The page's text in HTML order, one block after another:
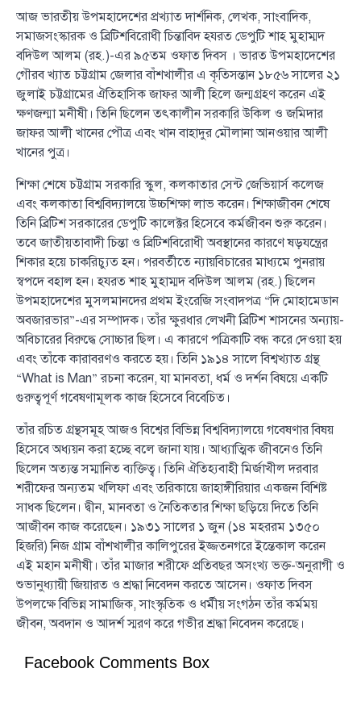
আজ ভারতীয় উপমহাদেশের প্রখ্যাত দার্শনিক, লেখক, সাংবাদিক,
সমাজসংস্কারক ও ব্রিটিশবিরোধী চিন্তাবিদ হযরত ডেপুটি শাহ মুহাম্মদ
বদিউল আলম (রহ.)-এর ৯৫তম ওফাত দিবস । ভারত উপমহাদেশের
গৌরব খ্যাত চট্টগ্রাম জেলার বাঁশখালীর এ কৃতিসন্তান ১৮৫৬ সালের ২১
জুলাই চট্টগ্রামের ঐতিহাসিক জাফর আলী হিলে জন্মগ্রহণ করেন এই
ক্ষণজন্মা মনীষী। তিনি ছিলেন তৎকালীন সরকারি উকিল ও জমিদার
জাফর আলী খানের পৌত্র এবং খান বাহাদুর মৌলানা আনওয়ার আলী
খানের পুত্র।
শিক্ষা শেষে চট্টগ্রাম সরকারি স্কুল, কলকাতার সেন্ট জেভিয়ার্স কলেজ
এবং কলকাতা বিশ্ববিদ্যালয়ে উচ্চশিক্ষা লাভ করেন। শিক্ষাজীবন শেষে
তিনি ব্রিটিশ সরকারের ডেপুটি কালেক্টর হিসেবে কর্মজীবন শুরু করেন।
তবে জাতীয়তাবাদী চিন্তা ও ব্রিটিশবিরোধী অবস্থানের কারণে ষড়যন্ত্রের
শিকার হয়ে চাকরিচ্যুত হন। পরবর্তীতে ন্যায়বিচারের মাধ্যমে পুনরায়
স্বপদে বহাল হন। হযরত শাহ মুহাম্মদ বদিউল আলম (রহ.) ছিলেন
উপমহাদেশের মুসলমানদের প্রথম ইংরেজি সংবাদপত্র “দি মোহামেডান
অবজারভার”-এর সম্পাদক। তাঁর ক্ষুরধার লেখনী ব্রিটিশ শাসনের অন্যায়-
অবিচারের বিরুদ্ধে সোচ্চার ছিল। এ কারণে পত্রিকাটি বন্ধ করে দেওয়া হয়
এবং তাঁকে কারাবরণও করতে হয়। তিনি ১৯১৪ সালে বিশ্বখ্যাত গ্রন্থ
“What is Man” রচনা করেন, যা মানবতা, ধর্ম ও দর্শন বিষয়ে একটি
গুরুত্বপূর্ণ গবেষণামূলক কাজ হিসেবে বিবেচিত।
তাঁর রচিত গ্রন্থসমূহ আজও বিশ্বের বিভিন্ন বিশ্ববিদ্যালয়ে গবেষণার বিষয়
হিসেবে অধ্যয়ন করা হচ্ছে বলে জানা যায়। আধ্যাত্মিক জীবনেও তিনি
ছিলেন অত্যন্ত সম্মানিত ব্যক্তিত্ব। তিনি ঐতিহ্যবাহী মির্জাখীল দরবার
শরীফের অন্যতম খলিফা এবং তরিকায়ে জাহাঙ্গীরিয়ার একজন বিশিষ্ট
সাধক ছিলেন। দ্বীন, মানবতা ও নৈতিকতার শিক্ষা ছড়িয়ে দিতে তিনি
আজীবন কাজ করেছেন। ১৯৩১ সালের ১ জুন (১৪ মহররম ১৩৫০
হিজরি) নিজ গ্রাম বাঁশখালীর কালিপুরের ইজ্জতনগরে ইন্তেকাল করেন
এই মহান মনীষী। তাঁর মাজার শরীফে প্রতিবছর অসংখ্য ভক্ত-অনুরাগী ও
শুভানুধ্যায়ী জিয়ারত ও শ্রদ্ধা নিবেদন করতে আসেন। ওফাত দিবস
উপলক্ষে বিভিন্ন সামাজিক, সাংস্কৃতিক ও ধর্মীয় সংগঠন তাঁর কর্মময়
জীবন, অবদান ও আদর্শ স্মরণ করে গভীর শ্রদ্ধা নিবেদন করেছে।
Facebook Comments Box